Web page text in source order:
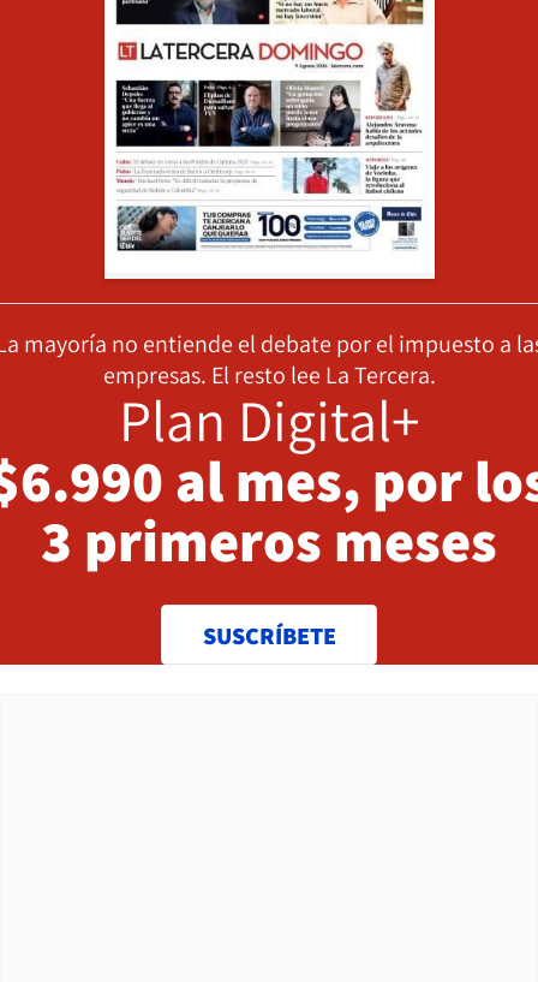
mayoría no entiende el debate por el impuesto a
empresas. El resto lee La Tercera.
Plan Digital+
al mes, por
3 primeros meses
SUSCRÍBETE